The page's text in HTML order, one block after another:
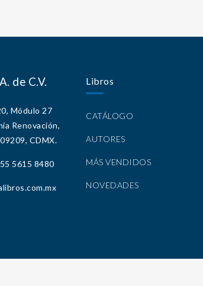
de C.V.
Módulo 27
Renovación,
CDMX.
5615 8480
Libros
CATÁLOGO
AUTORES
MÁS VENDIDOS
NOVEDADES